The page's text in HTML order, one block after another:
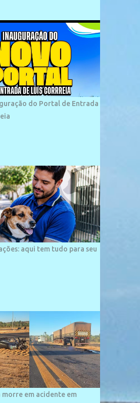
na maior parte de sua
a mais ou menos a 1,5
exuberantes. Possui ondas
ao extensivo molhe de pedras
a 2 metros de altura, não
dunas em seu espaço
se sabe ao certo porque a
nome, e muitas das suas
onde se localiza a praia é
investimentos e projetos
hotéis, pousadas e
veraneio de grande porte. O
fixado nessa área é
inaugurado em 12 de julho de
moderna,...
do Portal de Entrada
aqui tem tudo para seu
em acidente em